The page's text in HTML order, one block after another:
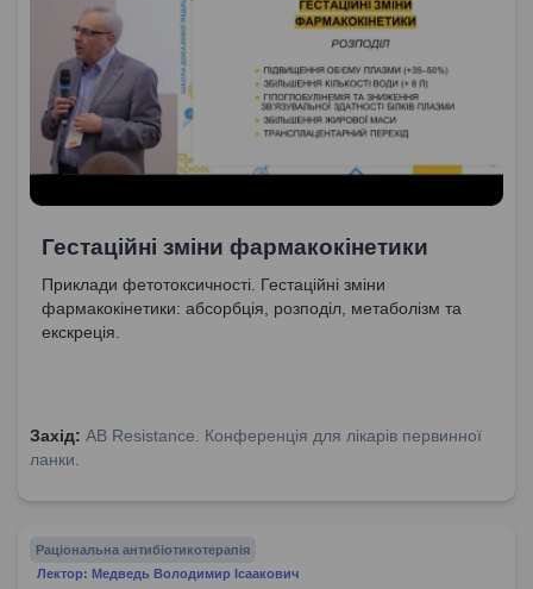
Гестаційні зміни фармакокінетики
Приклади фетотоксичності. Гестаційні зміни
фармакокінетики: абсорбція, розподіл, метаболізм та
екскреція.
Захід: AB Resistance. Конференція для лікарів первинної
ланки.
Раціональна антибіотикотерапія
Лектор: Медведь Володимир Ісаакович